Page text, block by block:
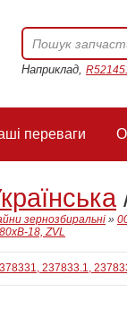
Наприклад,
переваги
зернозбиральні »
18, ZVL